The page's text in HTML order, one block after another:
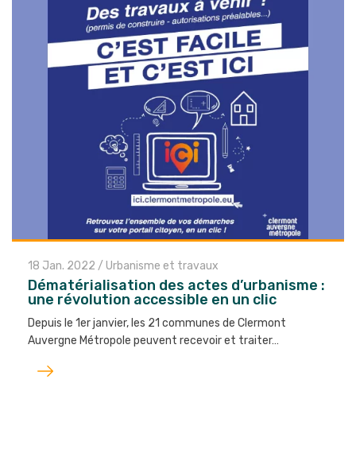
18 Jan. 2022 / Urbanisme et travaux
Dématérialisation des actes d’urbanisme :
une révolution accessible en un clic
Depuis le 1er janvier, les 21 communes de Clermont
Auvergne Métropole peuvent recevoir et traiter…
Lire
l'article